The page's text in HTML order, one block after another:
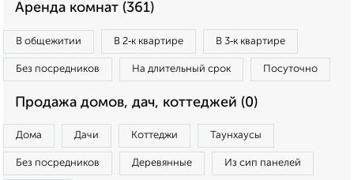
Аренда комнат (361)
В общежитии В 2‑к квартире В 3‑к квартире
Без посредников На длительный срок Посуточно
Продажа домов, дач, коттеджей (0)
Дома Дачи Коттеджи Таунхаусы
Без посредников Деревянные Из сип панелей